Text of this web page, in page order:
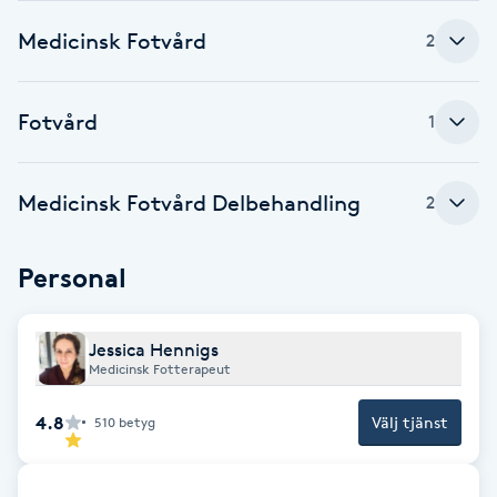
Babylights
Bambumassage
Barnklippning
BIAB
Blowout
Bottenfärg
Medicinsk Fotvård 2
Fotvård 1
Medicinsk Fotvård Delbehandling 2
Personal
Jessica Hennigs
Medicinsk Fotterapeut
4.8 510 betyg Välj tjänst